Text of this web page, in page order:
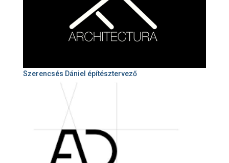
Szerencsés Dániel építésztervező